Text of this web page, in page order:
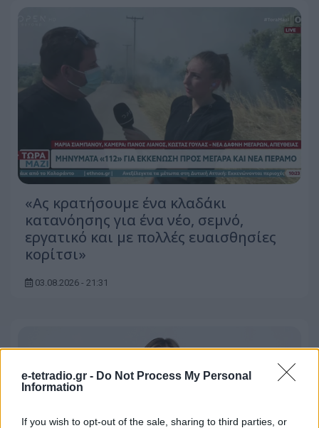
e-tetradio.gr - Do Not Process My Personal
Information
If you wish to opt-out of the sale, sharing to third parties, or
«Ας κρατήσουμε ένα κλαδάκι
κατανόησης για ένα νέο, σεμνό,
εργατικό και με πολλές ευαισθησίες
κορίτσι»
03.08.2026 - 21:31